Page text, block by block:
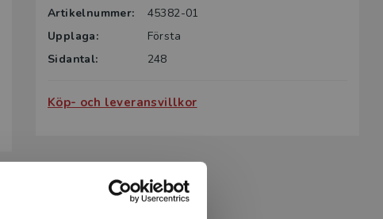
Artikelnummer:
45382-01
Upplaga:
Första
Sidantal:
248
Köp- och leveransvillkor